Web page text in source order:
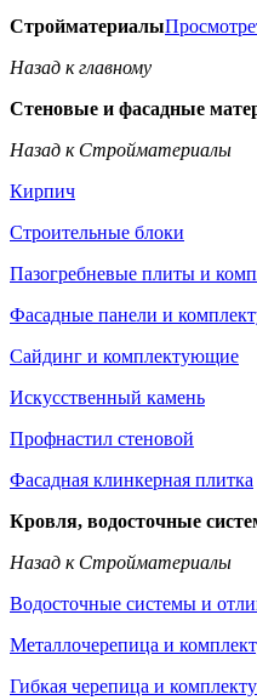
Стройматериалы
Назад к главному
Стеновые и фасадные
Назад к Стройматериалы
Кирпич
Строительные блоки
Пазогребневые плиты и
Фасадные панели и
Сайдинг и комплектующие
Искусственный камень
Профнастил стеновой
Фасадная клинкерная плитка
Кровля, водосточные
Назад к Стройматериалы
Водосточные системы и
Металлочерепица и
Гибкая черепица и